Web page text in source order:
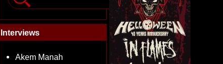
Interviews
Akem Manah